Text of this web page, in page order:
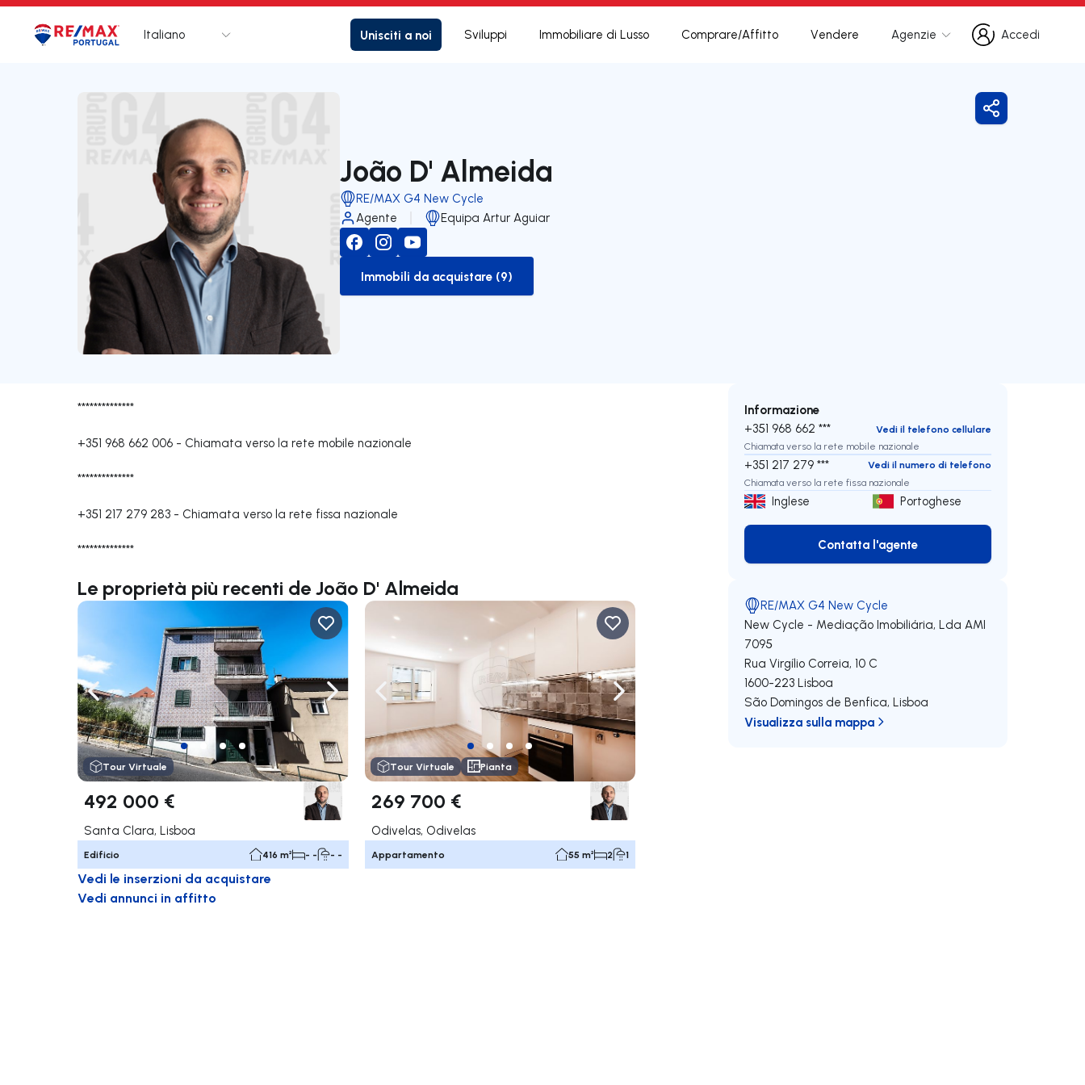
Logo Vai alla homepage
Italiano Unisciti a noi Sviluppi Immobiliare di Lusso Comprare/Affitto Vendere Agenzie
Accedi
Accedi
João D' Almeida
RE/MAX G4 New Cycle
Agente
Equipa Artur Aguiar
to-buy-listing
Immobili da acquistare (9)
Condividi
**************
+351 968 662 006 - Chiamata verso la rete mobile nazionale
**************
+351 217 279 283 - Chiamata verso la rete fissa nazionale
**************
Le proprietà più recenti de João D' Almeida
Naviga a sinistra Naviga a destra
Tour Virtuale
492 000 €
Santa Clara, Lisboa
Edificio 416 m² - - - -
Naviga a sinistra Naviga a destra
Tour Virtuale Pianta
269 700 €
Odivelas, Odivelas
Appartamento 55 m² 2 1
Vedi le inserzioni da acquistare
Vedi annunci in affitto
Informazione
+351 968 662 ***
Vedi il telefono cellulare
Chiamata verso la rete mobile nazionale
+351 217 279 ***
Vedi il numero di telefono
Chiamata verso la rete fissa nazionale
Inglese Portoghese
Contatta l'agente
Contatta l'agente
RE/MAX G4 New Cycle
New Cycle - Mediação Imobiliária, Lda AMI
7095
Rua Virgílio Correia, 10 C
1600-223 Lisboa
São Domingos de Benfica,Lisboa
Visualizza sulla mappa